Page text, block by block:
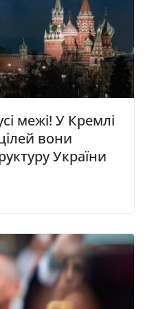
межі! У Кремлі
вони
України